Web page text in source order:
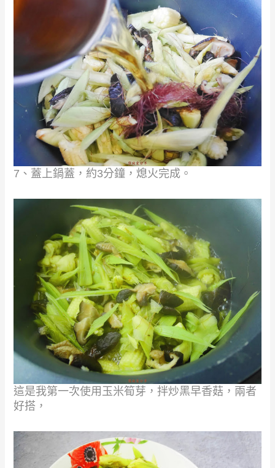
7 、 蓋上鍋蓋，約3分鐘，熄火完成。
這是我第一次使用玉米筍芽，拌炒黑早香菇，兩者
好搭，